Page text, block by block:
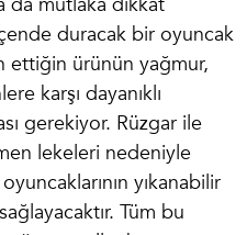
duracak bir oyuncak
ettiğin ürünün yağmur,
karşı dayanıklı
gerekiyor. Rüzgar ile
lekeleri nedeniyle
yıkanabilir
Tüm bu